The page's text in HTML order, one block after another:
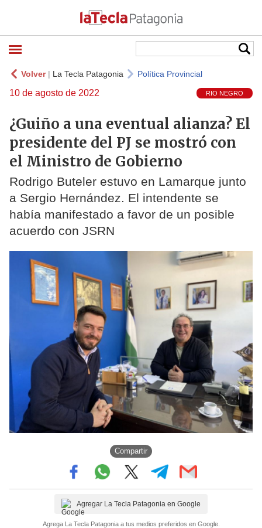
Volver| La Tecla Patagonia Política Provincial
10 de agosto de 2022 RIO NEGRO
¿Guiño a una eventual alianza? El
presidente del PJ se mostró con
el Ministro de Gobierno
Rodrigo Buteler estuvo en Lamarque junto
a Sergio Hernández. El intendente se
había manifestado a favor de un posible
acuerdo con JSRN
Compartir
Agregar La Tecla Patagonia en Google
Agrega La Tecla Patagonia a tus medios preferidos en Google.